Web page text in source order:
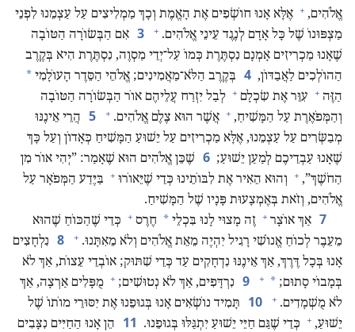
אֱלֹהִים,‏ + אֶלָּא אָנוּ חוֹשְׂפִים אֶת הָאֱמֶת וְכָךְ מַמְלִיצִים עַל עַצְמֵנוּ לִפְנֵי
מַצְפּוּנוֹ שֶׁל כָּל אָדָם לְנֶגֶד עֵינֵי אֱלֹהִים.‏ +
3 אִם הַבְּשׂוֹרָה הַטּוֹבָה
שֶׁאָנוּ מַכְרִיזִים אָמְנָם נִסְתֶּרֶת כְּמוֹ עַל־יְדֵי מַסְוֶה,‏ נִסְתֶּרֶת הִיא בְּקֶרֶב
הַהוֹלְכִים לַאֲבַדּוֹן,‏ 4 בְּקֶרֶב הַלֹּא־מַאֲמִינִים;‏ אֱלֹהֵי הַסֵּדֶר הָעוֹלָמִי *
הַזֶּה + עִוֵּר אֶת שִׂכְלָם + לְבַל יִזְרַח עֲלֵיהֶם אוֹר הַבְּשׂוֹרָה הַטּוֹבָה
וְהַמְּפֹאֶרֶת עַל הַמָּשִׁיחַ,‏ + אֲשֶׁר הוּא צֶלֶם אֱלֹהִים.‏ +
5 הֲרֵי אֵינֶנּוּ
מְבַשְּׂרִים עַל עַצְמֵנוּ,‏ אֶלָּא מַכְרִיזִים עַל יֵשׁוּעַ הַמָּשִׁיחַ כְּאָדוֹן וְעַל כָּךְ
שֶׁאָנוּ עַבְדֵיכֶם לְמַעַן יֵשׁוּעַ;‏ 6 שֶׁכֵּן אֱלֹהִים הוּא שֶׁאָמַר:‏ ”‏יְהִי אוֹר מִן
הַחֹשֶׁךְ”‏,‏ + וְהוּא הֵאִיר אֶת לִבּוֹתֵינוּ כְּדֵי שֶׁיֵּאוֹרוּ + בַּיֶּדַע הַמְּפֹאָר עַל
אֱלֹהִים,‏ וְזֹאת בְּאֶמְצָעוּת פָּנָיו שֶׁל הַמָּשִׁיחַ.‏
7 אַךְ אוֹצָר + זֶה מָצוּי לָנוּ בִּכְלֵי * חֶרֶס + כְּדֵי שֶׁהַכּוֹחַ שֶׁהוּא
מֵעֵבֶר לְכוֹחַ אֱנוֹשִׁי רָגִיל יִהְיֶה מֵאֵת אֱלֹהִים וְלֹא מֵאִתָּנוּ.‏ +
8 נִלְחָצִים
אָנוּ בְּכָל דֶּרֶךְ,‏ אַךְ אֵינֶנּוּ נִדְחָקִים עַד כְּדֵי שִׁתּוּק;‏ אוֹבְדֵי עֵצוֹת,‏ אַךְ לֹא
בְּמָבוֹי סָתוּם;‏ *
+
9 נִרְדָּפִים,‏ אַךְ לֹא נְטוּשִׁים;‏ + מֻפָּלִים אַרְצָה,‏ אַךְ
לֹא מֻשְׁמָדִים.‏ +
10
תָּמִיד נוֹשְׂאִים אָנוּ בְּגוּפֵנוּ אֶת יִסּוּרֵי מוֹתוֹ שֶׁל
יֵשׁוּעַ,‏ + כְּדֵי שֶׁגַּם חַיֵּי יֵשׁוּעַ יִתְגַּלּוּ בְּגוּפֵנוּ.‏ 11
הֵן אָנוּ הַחַיִּים נִצָּבִים